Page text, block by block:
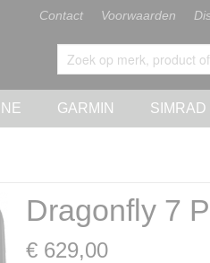
Contact Voorwaarden
GARMIN SIMRAD
Dragonfly 7
€ 629,00